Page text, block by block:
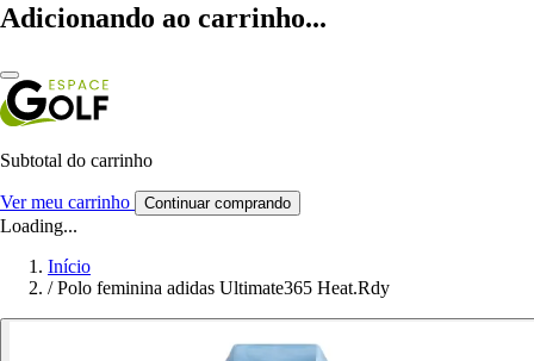
Adicionando ao carrinho...
Subtotal do carrinho
Ver meu carrinho Continuar comprando
Loading...
Início
/ Polo feminina adidas Ultimate365 Heat.Rdy